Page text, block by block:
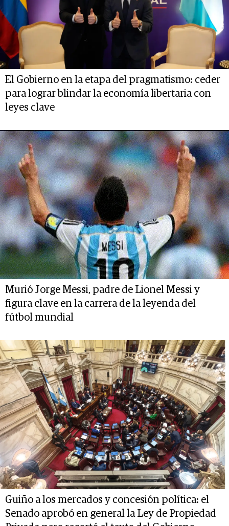
El Gobierno en la etapa del pragmatismo: ceder
para lograr blindar la economía libertaria con
leyes clave
Murió Jorge Messi, padre de Lionel Messi y
figura clave en la carrera de la leyenda del
fútbol mundial
Guiño a los mercados y concesión política: el
Senado aprobó en general la Ley de Propiedad